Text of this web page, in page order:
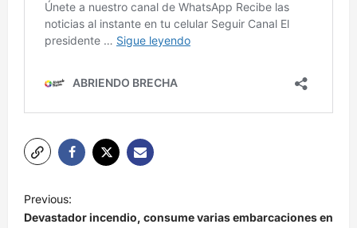
N
a
Previous:
Devastador incendio, consume varias embarcaciones en